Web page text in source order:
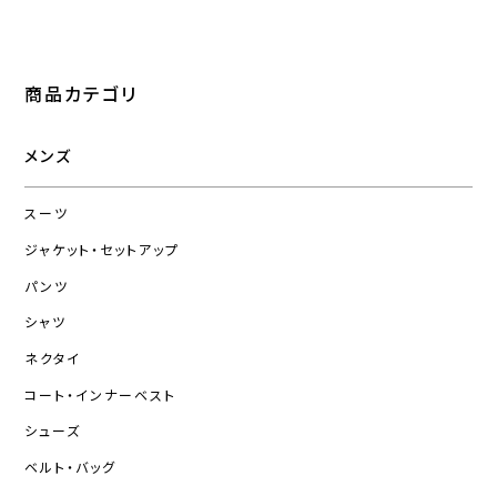
商品カテゴリ
メンズ
スーツ
ジャケット・セットアップ
パンツ
シャツ
ネクタイ
コート・インナーベスト
シューズ
ベルト・バッグ